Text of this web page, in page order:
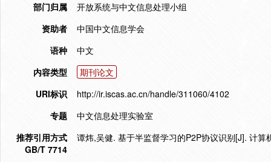
部门归属
开放系统与中文信息处理小组
资助者
中国中文信息学会
语种
中文
内容类型
期刊论文
URI标识
http://ir.iscas.ac.cn/handle/311060/4102
专题
中文信息处理实验室
推荐引用方式
GB/T 7714
谭炜,吴健. 基于半监督学习的P2P协议识别[J]. 计